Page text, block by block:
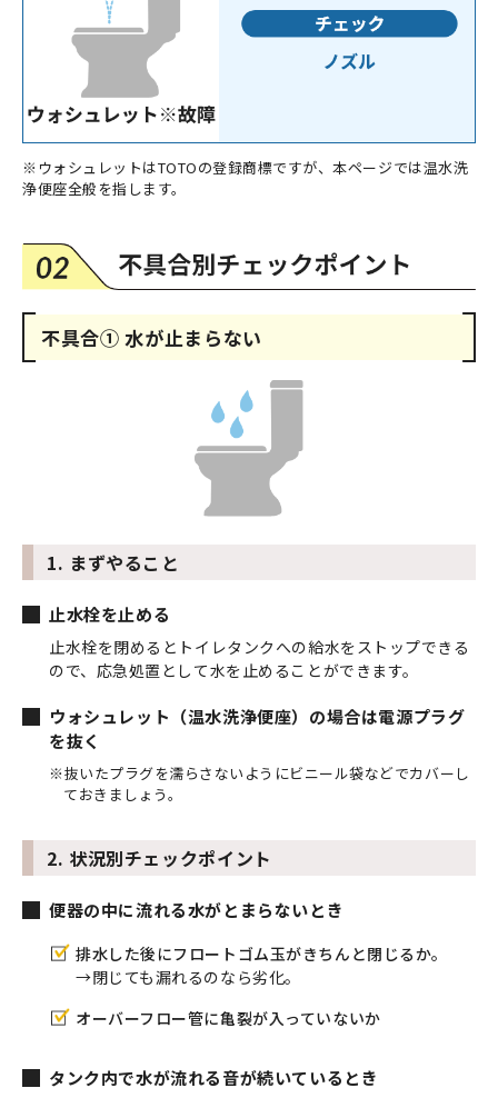
※ウォシュレットはTOTOの登録商標ですが、本ページでは温水洗
浄便座全般を指します。
不具合① 水が止まらない
1. まずやること
止水栓を止める
止水栓を閉めるとトイレタンクへの給水をストップできる
ので、応急処置として水を止めることができます。
ウォシュレット（温水洗浄便座）の場合は電源プラグ
を抜く
※抜いたプラグを濡らさないようにビニール袋などでカバーし
ておきましょう。
2. 状況別チェックポイント
便器の中に流れる水がとまらないとき
排水した後にフロートゴム玉がきちんと閉じるか。
→閉じても漏れるのなら劣化。
オーバーフロー管に亀裂が入っていないか
タンク内で水が流れる音が続いているとき